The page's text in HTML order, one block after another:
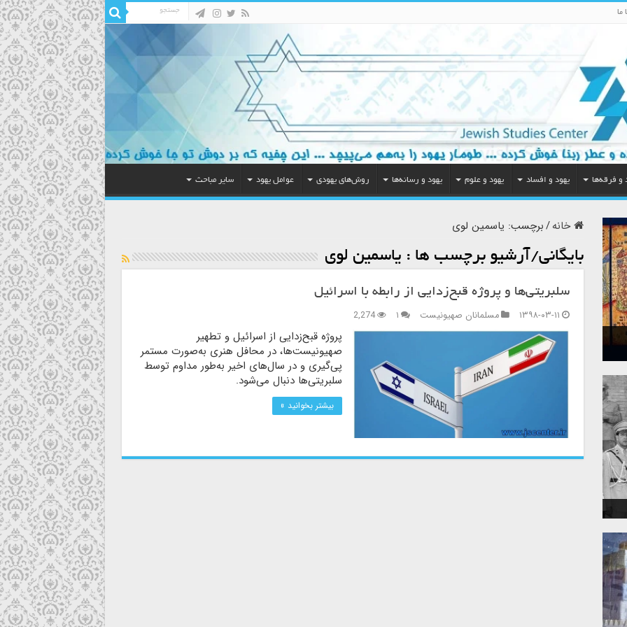
ما
و فرقه‌ها یهود و افساد یهود و علوم یهود و رسانه‌ها روش‌های یهودی عوامل یهود سایر مباحث
خانه/برچسب: یاسمین لوی
بایگانی/آرشیو برچسب ها : یاسمین لوی
سلبریتی‌ها و پروژه قبح‌زدایی از رابطه با اسرائیل
۱۳۹۸-۰۳-۱۱
مسلمانان صهیونیست ۱ 2,274
پروژه قبح‌زدایی از اسرائیل و تطهیر
صهیونیست‌ها، در محافل هنری به‌صورت مستمر
پی‌گیری و در سال‌های اخیر به‌طور مداوم توسط
سلبریتی‌ها دنبال می‌شود.
بیشتر بخوانید »